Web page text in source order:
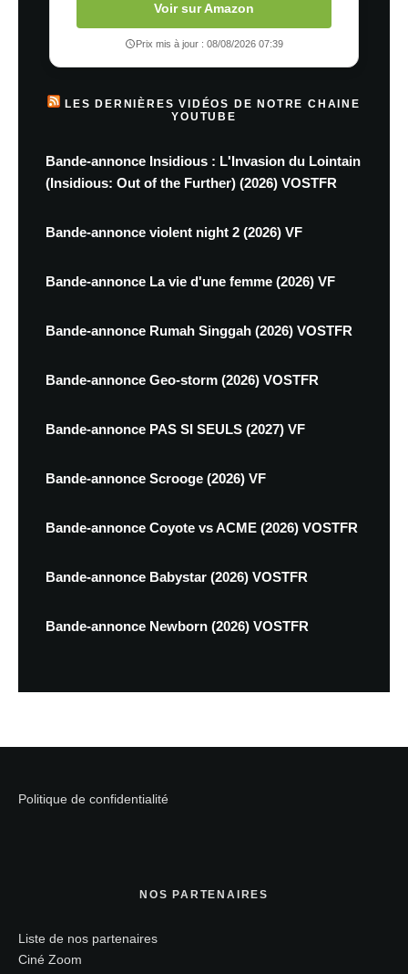
Voir sur Amazon
Prix mis à jour : 08/08/2026 07:39
LES DERNIÈRES VIDÉOS DE NOTRE CHAINE
YOUTUBE
Bande-annonce Insidious : L'Invasion du Lointain
(Insidious: Out of the Further) (2026) VOSTFR
Bande-annonce violent night 2 (2026) VF
Bande-annonce La vie d'une femme (2026) VF
Bande-annonce Rumah Singgah (2026) VOSTFR
Bande-annonce Geo-storm (2026) VOSTFR
Bande-annonce PAS SI SEULS (2027) VF
Bande-annonce Scrooge (2026) VF
Bande-annonce Coyote vs ACME (2026) VOSTFR
Bande-annonce Babystar (2026) VOSTFR
Bande-annonce Newborn (2026) VOSTFR
Politique de confidentialité
NOS PARTENAIRES
Liste de nos partenaires
Ciné Zoom